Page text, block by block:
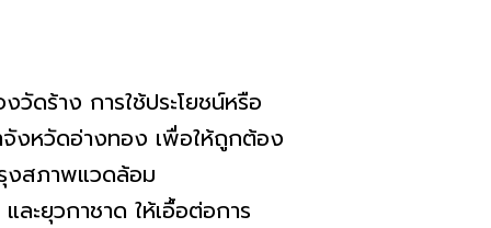
าง การใช้ประโยชน์หรือ
งหวัดอ่างทอง เพื่อให้ถูกต้อง
งสภาพแวดล้อม
ะยุวกาชาด ให้เอื้อต่อการ